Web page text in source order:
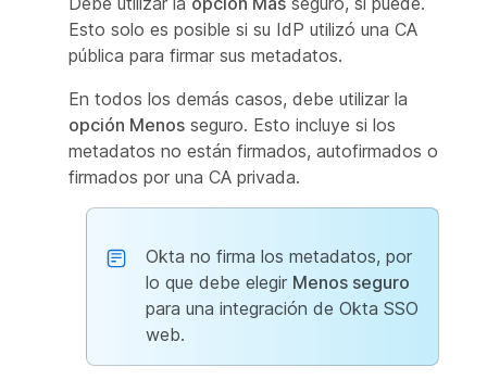
Esto solo es posible si su IdP utilizó una CA
pública para firmar sus metadatos.
En todos los demás casos, debe utilizar la
opción Menos seguro. Esto incluye si los
metadatos no están firmados, autofirmados o
firmados por una CA privada.
Okta no firma los metadatos, por
lo que debe elegir Menos seguro
para una integración de Okta SSO
web.